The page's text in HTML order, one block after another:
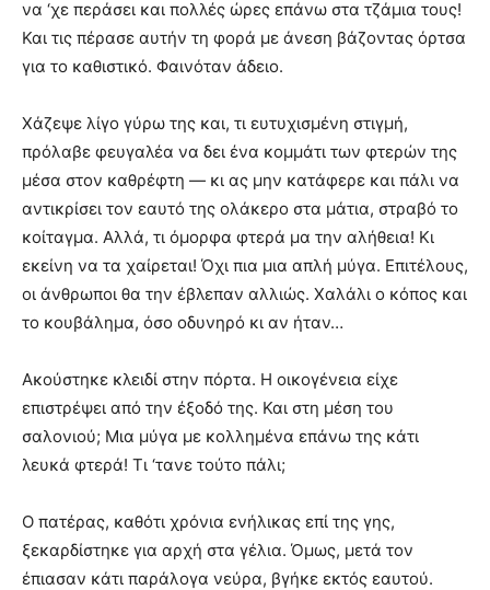
να ‘χε περάσει και πολλές ώρες επάνω στα τζάμια τους!
Και τις πέρασε αυτήν τη φορά με άνεση βάζοντας όρτσα
για το καθιστικό. Φαινόταν άδειο.
Χάζεψε λίγο γύρω της και, τι ευτυχισμένη στιγμή,
πρόλαβε φευγαλέα να δει ένα κομμάτι των φτερών της
μέσα στον καθρέφτη — κι ας μην κατάφερε και πάλι να
αντικρίσει τον εαυτό της ολάκερο στα μάτια, στραβό το
κοίταγμα. Αλλά, τι όμορφα φτερά μα την αλήθεια! Κι
εκείνη να τα χαίρεται! Όχι πια μια απλή μύγα. Επιτέλους,
οι άνθρωποι θα την έβλεπαν αλλιώς. Χαλάλι ο κόπος και
το κουβάλημα, όσο οδυνηρό κι αν ήταν…
Ακούστηκε κλειδί στην πόρτα. Η οικογένεια είχε
επιστρέψει από την έξοδό της. Και στη μέση του
σαλονιού; Μια μύγα με κολλημένα επάνω της κάτι
λευκά φτερά! Τι ‘τανε τούτο πάλι;
Ο πατέρας, καθότι χρόνια ενήλικας επί της γης,
ξεκαρδίστηκε για αρχή στα γέλια. Όμως, μετά τον
έπιασαν κάτι παράλογα νεύρα, βγήκε εκτός εαυτού.